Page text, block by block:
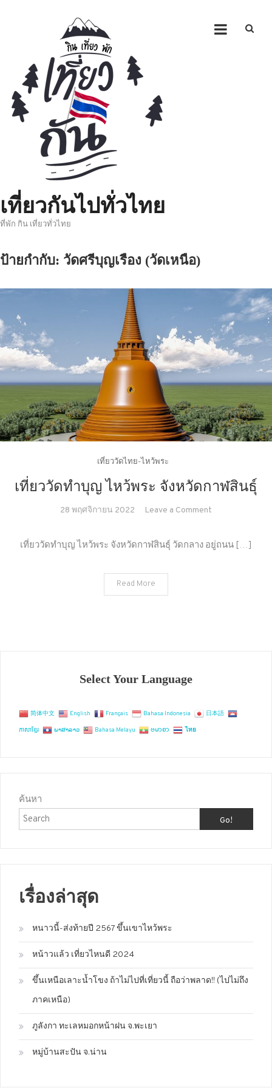
เที่ยวกันไปทั่วไทย
ที่พัก กิน เที่ยวทั่วไทย
ป้ายกำกับ: วัดศรีบุญเรือง (วัดเหนือ)
เที่ยววัดไทย-ไหว้พระ
เที่ยววัดทำบุญ ไหว้พระ จังหวัดกาฬสินธุ์
28 พฤศจิกายน 2022 Leave a Comment
วัด
เที่ยววัดทำบุญ ไหว้พระ จังหวัดกาฬสินธุ์ วัดกลาง อยู่ถนน […]
Read More
Select Your Language
简体中文 English Français Bahasa Indonesia 日本語
ភាសាខ្មែរ ພາສາລາວ Bahasa Melayu ဗမာစာ ไทย
ค้นหา
Go!
เรื่องล่าสุด
หนาวนี้-ส่งท้ายปี 2567 ขึ้นเขาไหว้พระ
หน้าวแล้ว เที่ยวไหนดี 2024
ขึ้นเหนือเลาะน้ำโขง ถ้าไม่ไปที่เที่ยวนี้ ถือว่าพลาด!! (ไปไม่ถึง
ภาคเหนือ)
ภูลังกา ทะเลหมอกหน้าฝน จ.พะเยา
หมู่บ้านสะปัน จ.น่าน